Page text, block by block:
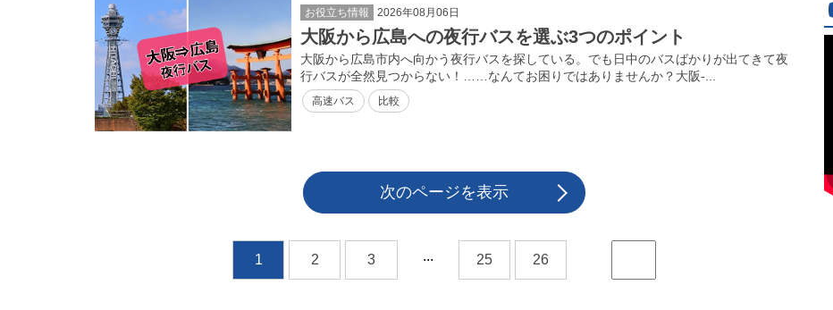
お役立ち情報 2026年08月06日
大阪から広島への夜行バスを選ぶ3つのポイント
大阪から広島市内へ向かう夜行バスを探している。でも日中のバスばかりが出てきて夜
行バスが全然見つからない！……なんてお困りではありませんか？大阪-...
高速バス 比較
次のページを表示
1 2 3 ... 25 26